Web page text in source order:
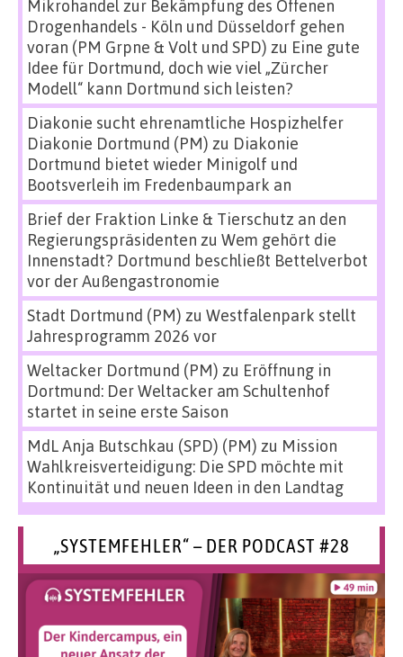
Mikrohandel zur Bekämpfung des Offenen
Drogenhandels - Köln und Düsseldorf gehen
voran (PM Grpne & Volt und SPD) zu Eine gute
Idee für Dortmund, doch wie viel „Zürcher
Modell“ kann Dortmund sich leisten?
Diakonie sucht ehrenamtliche Hospizhelfer
Diakonie Dortmund (PM) zu Diakonie
Dortmund bietet wieder Minigolf und
Bootsverleih im Fredenbaumpark an
Brief der Fraktion Linke & Tierschutz an den
Regierungspräsidenten zu Wem gehört die
Innenstadt? Dortmund beschließt Bettelverbot
vor der Außengastronomie
Stadt Dortmund (PM) zu Westfalenpark stellt
Jahresprogramm 2026 vor
Weltacker Dortmund (PM) zu Eröffnung in
Dortmund: Der Weltacker am Schultenhof
startet in seine erste Saison
MdL Anja Butschkau (SPD) (PM) zu Mission
Wahlkreisverteidigung: Die SPD möchte mit
Kontinuität und neuen Ideen in den Landtag
„SYSTEMFEHLER“ – DER PODCAST #28